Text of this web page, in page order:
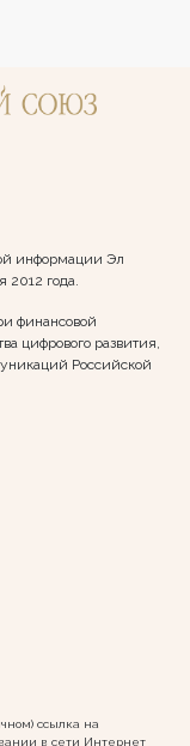
информации Эл
года.
финансовой
цифрового развития,
Российской
ссылка на
в сети Интернет